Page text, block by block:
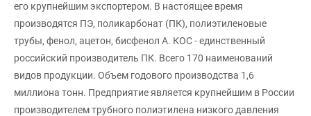
его крупнейшим экспортером. В настоящее время
производятся ПЭ, поликарбонат (ПК), полиэтиленовые
трубы, фенол, ацетон, бисфенол А. КОС - единственный
российский производитель ПК. Всего 170 наименований
видов продукции. Объем годового производства 1,6
миллиона тонн. Предприятие является крупнейшим в России
производителем трубного полиэтилена низкого давления